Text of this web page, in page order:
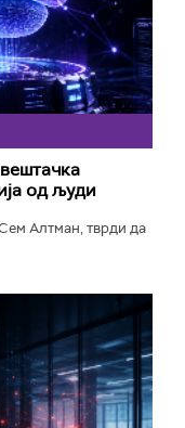
од људи
Алтман, тврди да